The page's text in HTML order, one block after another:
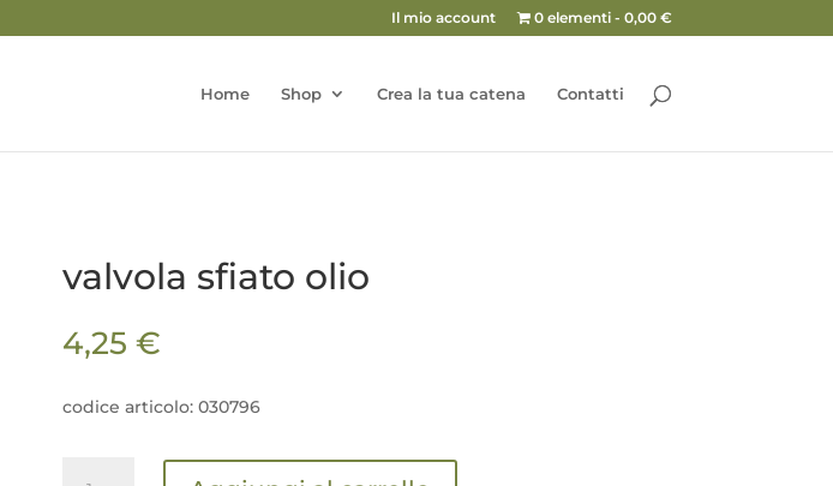
Il mio account 0 elementi 0,00 €
Home Shop Crea la tua catena Contatti
valvola sfiato olio
4,25 €
codice articolo: 030796